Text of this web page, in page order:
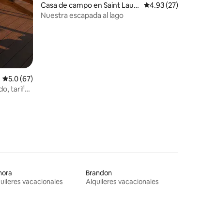
Calificación promedio: 5.0 de 5, 67 reseñas
5.0 (67)
tarifa
Casa de campo en Saint Laur
ent
Calificación
4.93 (27)
Nuestra escapada al lago
vacacionales
Brandon
Alquileres vacacionales